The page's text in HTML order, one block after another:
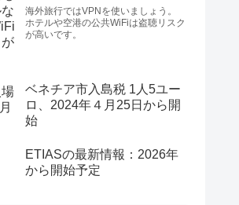
海外旅行ではVPNを使いましょう。
ホテルや空港の公共WiFiは盗聴リスク
が高いです。
ベネチア市入島税 1人5ユー
ロ、2024年４月25日から開
始
ETIASの最新情報：2026年
から開始予定